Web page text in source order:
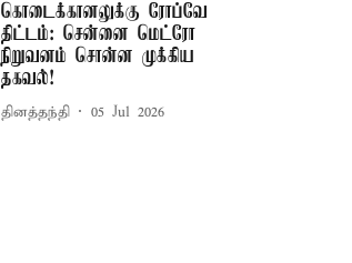
கொடைக்கானலுக்கு ரோப்வே
திட்டம்: சென்னை மெட்ரோ
நிறுவனம் சொன்ன முக்கிய
தகவல்!
தினத்தந்தி 05 Jul 2026